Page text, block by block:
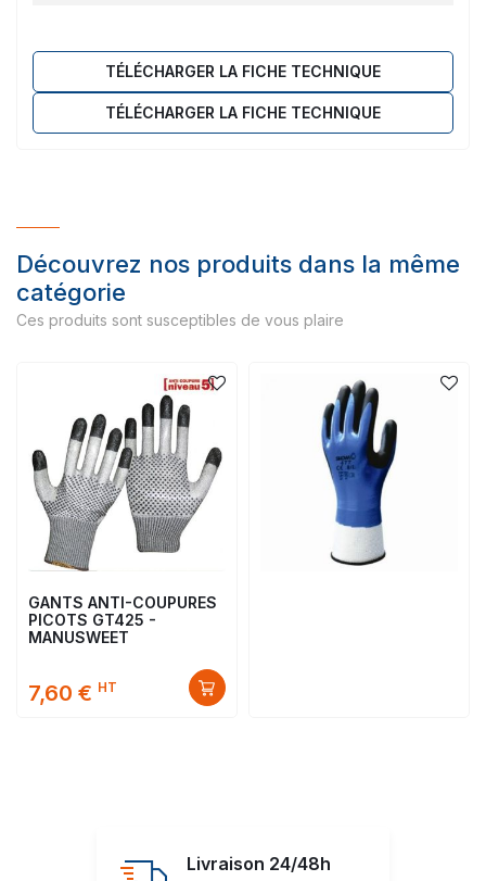
TÉLÉCHARGER LA FICHE TECHNIQUE
TÉLÉCHARGER LA FICHE TECHNIQUE
Découvrez nos produits dans la même
catégorie
Ces produits sont susceptibles de vous plaire
GANTS ANTI-COUPURES
PICOTS GT425 -
MANUSWEET
7,60 € HT
Livraison 24/48h